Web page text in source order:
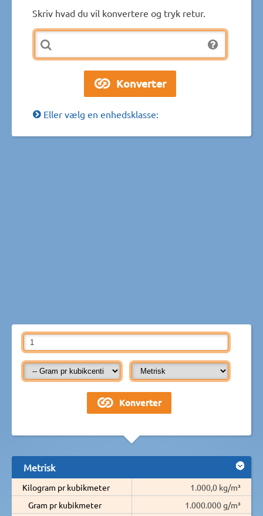
Skriv hvad du vil konvertere og tryk retur.
Eller vælg en enhedsklasse:
Metrisk
Kilogram pr kubikmeter
1.000,0 kg/m³
Gram pr kubikmeter
1.000.000 g/m³